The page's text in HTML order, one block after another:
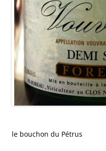
le bouchon du Pétrus